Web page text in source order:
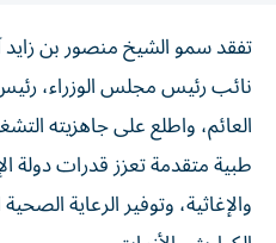
تفقد سمو الشيخ منصور بن زايد
نائب رئيس مجلس الوزراء،
العائم، واطلع على جاهزيته
طبية متقدمة تعزز قدرات دولة
والإغاثية، وتوفير الرعاية